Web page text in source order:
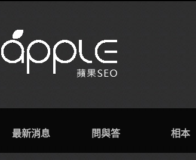
最新消息 問與答 相本